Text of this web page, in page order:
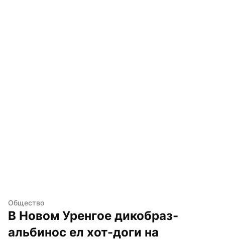
Общество
В Новом Уренгое дикобраз-
альбинос ел хот-доги на